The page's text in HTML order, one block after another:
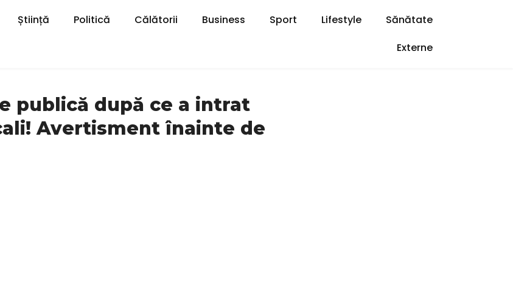
Știință Politică Călătorii Business Sport Lifestyle
Sănătate
Externe
publică după ce a intrat
Avertisment înainte de